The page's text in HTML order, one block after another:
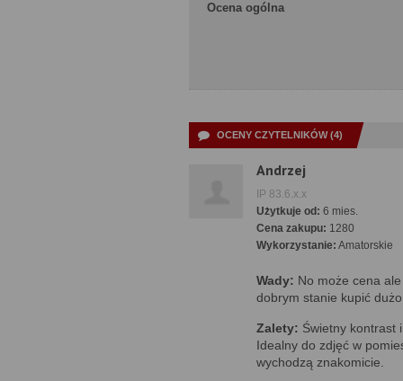
Ocena ogólna
OCENY CZYTELNIKÓW (4)
Andrzej
IP 83.6.x.x
Użytkuje od: 6 mies.
Cena zakupu: 1280
Wykorzystanie: Amatorskie
Wady: No może cena
dobrym stanie kupić
Zalety: Świetny kontrast
Idealny do zdjęć w
wychodzą znakomicie.